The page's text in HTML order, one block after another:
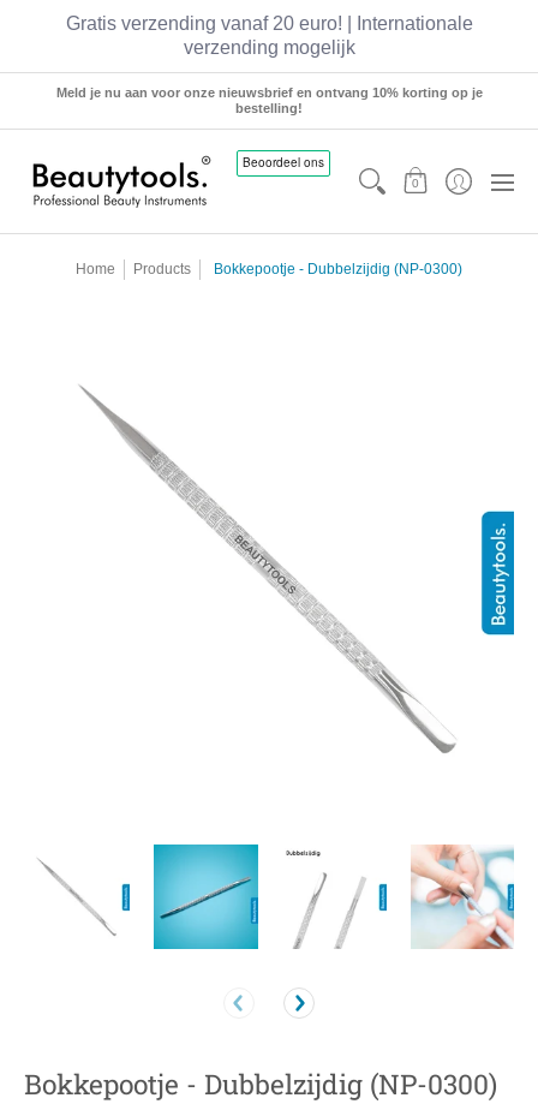
Gratis verzending vanaf 20 euro! | Internationale
verzending mogelijk
Sets Manicure Pedicure Hairstyling
Meld je nu aan voor onze nieuwsbrief en ontvang 10% korting op je
bestelling!
0
Home Products Bokkepootje - Dubbelzijdig (NP-0300)
Bokkepootje - Dubbelzijdig (NP-0300)